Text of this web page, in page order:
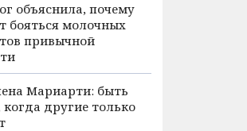
объяснила, почему
бояться молочных
привычной
Мариарти: быть
когда другие только